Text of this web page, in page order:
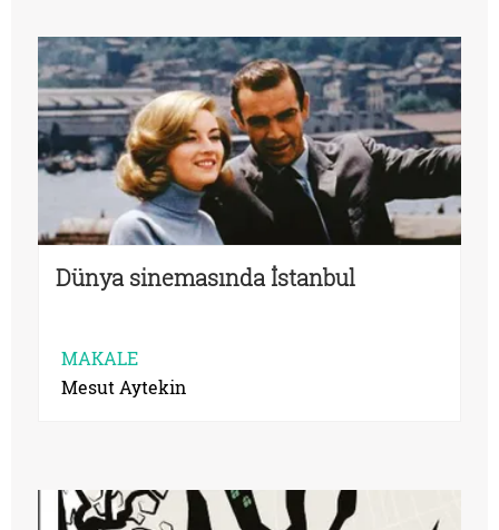
Dünya sinemasında İstanbul
MAKALE
Mesut Aytekin